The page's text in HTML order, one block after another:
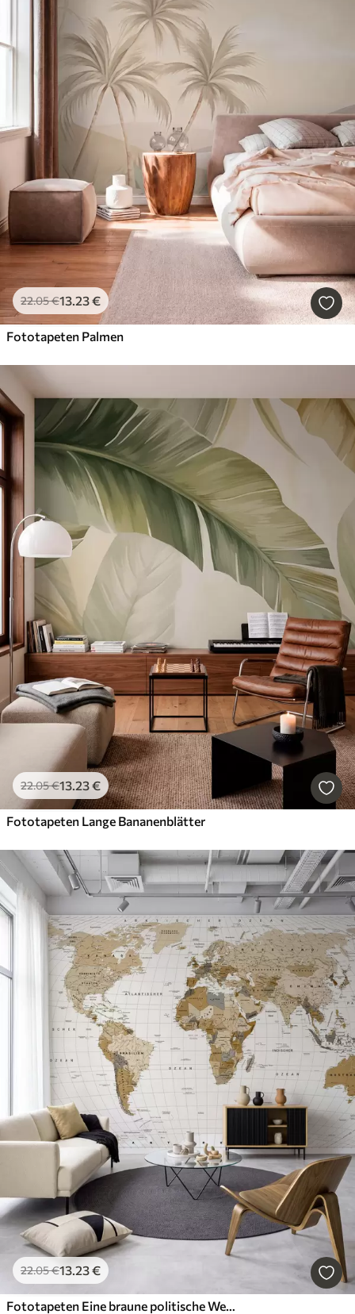
22.05€13.23€
Fototapeten Palmen
22.05€13.23€
Fototapeten Lange Bananenblätter
22.05€13.23€
Fototapeten Eine braune politische Weltkarte mit deutschen Flaggen